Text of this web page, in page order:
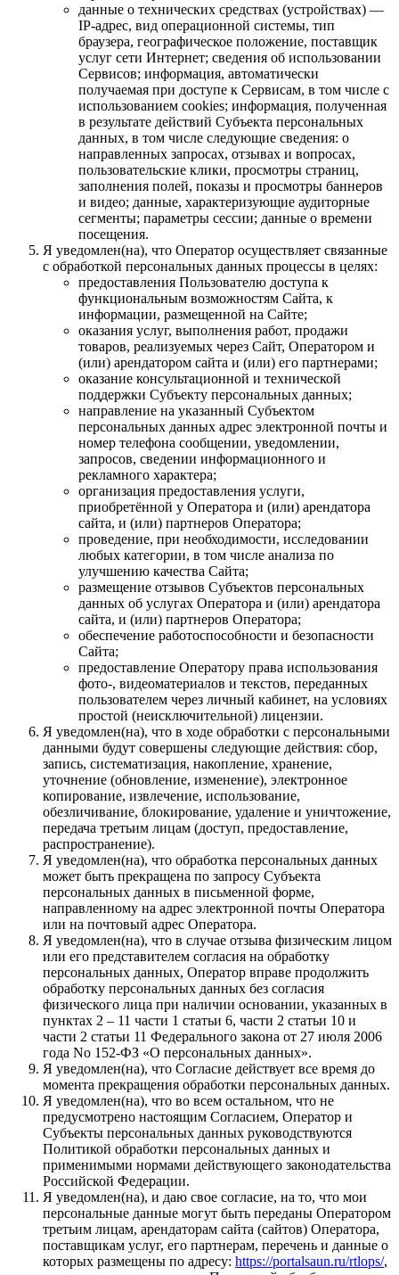
данные о технических средствах (устройствах) —
IP-адрес, вид операционной системы, тип
браузера, географическое положение, поставщик
услуг сети Интернет; сведения об использовании
Сервисов; информация, автоматически
получаемая при доступе к Сервисам, в том числе с
использованием cookies; информация, полученная
в результате действий Субъекта персональных
данных, в том числе следующие сведения: о
направленных запросах, отзывах и вопросах,
пользовательские клики, просмотры страниц,
заполнения полей, показы и просмотры баннеров
и видео; данные, характеризующие аудиторные
сегменты; параметры сессии; данные о времени
посещения.
Я уведомлен(на), что Оператор осуществляет связанные
с обработкой персональных данных процессы в целях:
предоставления Пользователю доступа к
функциональным возможностям Сайта, к
информации, размещенной на Сайте;
оказания услуг, выполнения работ, продажи
товаров, реализуемых через Сайт, Оператором и
(или) арендатором сайта и (или) его партнерами;
оказание консультационной и технической
поддержки Субъекту персональных данных;
направление на указанный Субъектом
персональных данных адрес электронной почты и
номер телефона сообщении, уведомлении,
запросов, сведении информационного и
рекламного характера;
организация предоставления услуги,
приобретённой у Оператора и (или) арендатора
сайта, и (или) партнеров Оператора;
проведение, при необходимости, исследовании
любых категории, в том числе анализа по
улучшению качества Сайта;
размещение отзывов Субъектов персональных
данных об услугах Оператора и (или) арендатора
сайта, и (или) партнеров Оператора;
обеспечение работоспособности и безопасности
Сайта;
предоставление Оператору права использования
фото-, видеоматериалов и текстов, переданных
пользователем через личный кабинет, на условиях
простой (неисключительной) лицензии.
Я уведомлен(на), что в ходе обработки с персональными
данными будут совершены следующие действия: сбор,
запись, систематизация, накопление, хранение,
уточнение (обновление, изменение), электронное
копирование, извлечение, использование,
обезличивание, блокирование, удаление и уничтожение,
передача третьим лицам (доступ, предоставление,
распространение).
Я уведомлен(на), что обработка персональных данных
может быть прекращена по запросу Субъекта
персональных данных в письменной форме,
направленному на адрес электронной почты Оператора
или на почтовый адрес Оператора.
Я уведомлен(на), что в случае отзыва физическим лицом
или его представителем согласия на обработку
персональных данных, Оператор вправе продолжить
обработку персональных данных без согласия
физического лица при наличии основании, указанных в
пунктах 2 – 11 части 1 статьи 6, части 2 статьи 10 и
части 2 статьи 11 Федерального закона от 27 июля 2006
года No 152-ФЗ «О персональных данных».
Я уведомлен(на), что Согласие действует все время до
момента прекращения обработки персональных данных.
Я уведомлен(на), что во всем остальном, что не
предусмотрено настоящим Согласием, Оператор и
Субъекты персональных данных руководствуются
Политикой обработки персональных данных и
применимыми нормами действующего законодательства
Российской Федерации.
Я уведомлен(на), и даю свое согласие, на то, что мои
персональные данные могут быть переданы Оператором
третьим лицам, арендаторам сайта (сайтов) Оператора,
поставщикам услуг, его партнерам, перечень и данные о
которых размещены по адресу: https://portalsaun.ru/rtlops/,